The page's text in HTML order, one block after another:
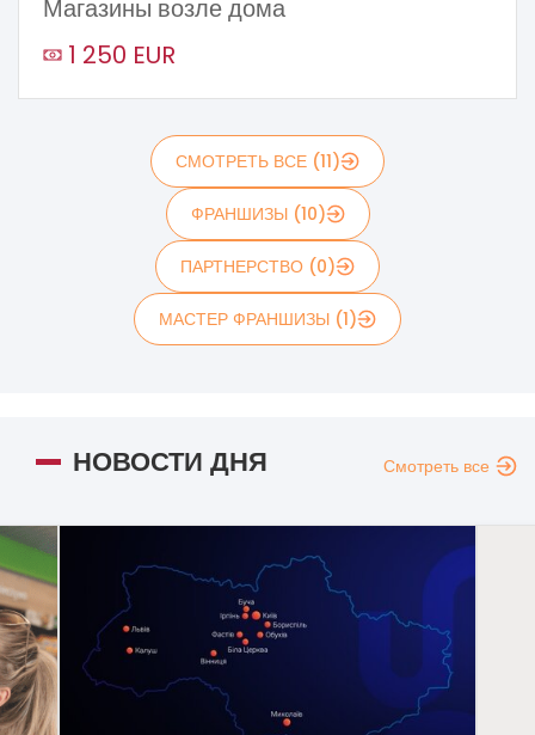
Магазины возле дома
1 250 EUR
СМОТРЕТЬ ВСЕ (11)
ФРАНШИЗЫ (10)
ПАРТНЕРСТВО (0)
МАСТЕР ФРАНШИЗЫ (1)
НОВОСТИ ДНЯ Смотреть все